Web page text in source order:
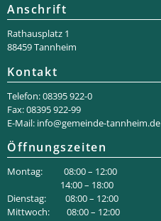
Anschrift
Rathaus­platz 1
88459 Tannheim
Kontakt
Telefon: 08395 922-0
Fax: 08395 922-99
E-Mail: info@gemeinde-tannheim.de
Öffnungszeiten
Montag: 08:00 – 12:00
14:00 – 18:00
Dienstag: 08:00 – 12:00
Mittwoch: 08:00 – 12:00